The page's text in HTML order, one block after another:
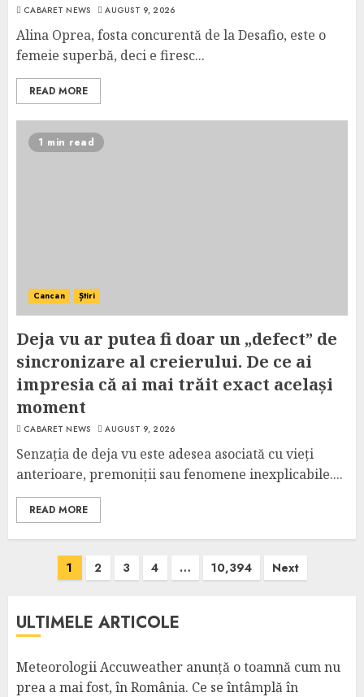
CABARET NEWS AUGUST 9, 2026
Alina Oprea, fosta concurentă de la Desafio, este o
femeie superbă, deci e firesc...
READ MORE
1 min read
Cancan Știri
Deja vu ar putea fi doar un „defect” de
sincronizare al creierului. De ce ai
impresia că ai mai trăit exact același
moment
CABARET NEWS AUGUST 9, 2026
Senzația de deja vu este adesea asociată cu vieți
anterioare, premoniții sau fenomene inexplicabile....
READ MORE
1 2 3 4 … 10,394 Next
ULTIMELE ARTICOLE
Meteorologii Accuweather anunță o toamnă cum nu
prea a mai fost, în România. Ce se întâmplă în